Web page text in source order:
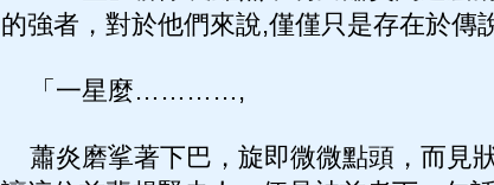
的強者，對於他們來說,僅僅只是存在於傳
「一星麼…………,
蕭炎磨挲著下巴，旋即微微點頭，而見